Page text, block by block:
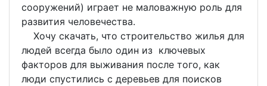
сооружений) играет не маловажную роль для
развития человечества.
Хочу скачать, что строительство жилья для
людей всегда было один из ключевых
факторов для выживания после того, как
люди спустились с деревьев для поисков